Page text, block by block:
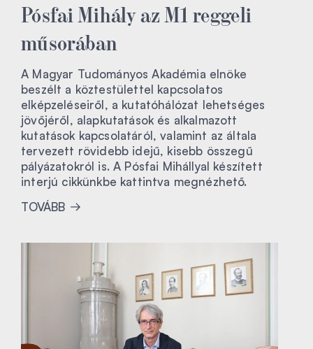
Pósfai Mihály az M1 reggeli
műsorában
A Magyar Tudományos Akadémia elnöke
beszélt a köztestülettel kapcsolatos
elképzeléseiről, a kutatóhálózat lehetséges
jövőjéről, alapkutatások és alkalmazott
kutatások kapcsolatáról, valamint az általa
tervezett rövidebb idejű, kisebb összegű
pályázatokról is. A Pósfai Mihállyal készített
interjú cikkünkbe kattintva megnézhető.
TOVÁBB